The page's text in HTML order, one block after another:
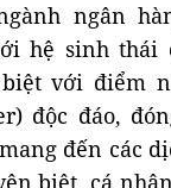
ngân
hệ sinh thái
với điểm
độc đáo,
đến các
biệt, cá